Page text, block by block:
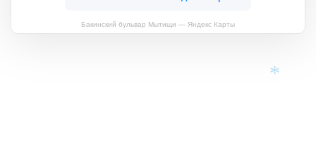
Бакинский бульвар Мытищи — Яндекс Карты